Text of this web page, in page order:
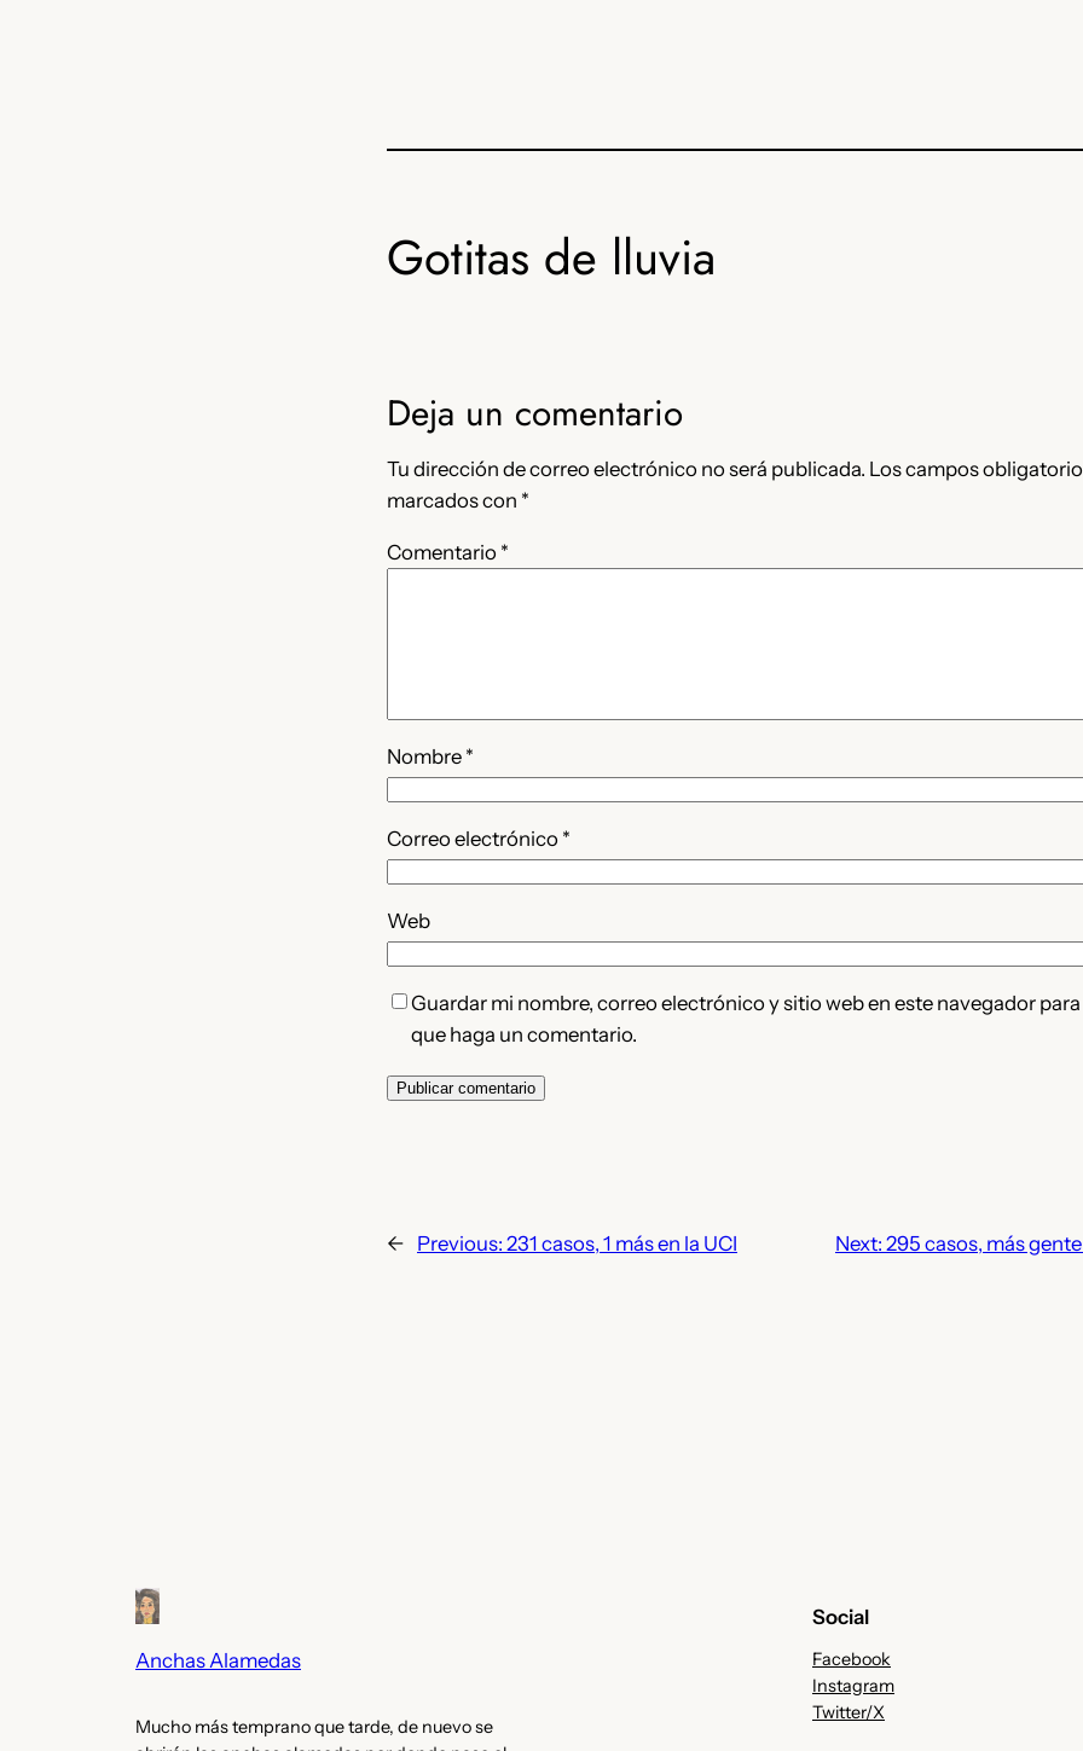
Gotitas de lluvia
Deja un comentario
Tu dirección de correo electrónico no será publicada. Los campos
marcados con *
Comentario *
Nombre *
Correo electrónico *
Web
Guardar mi nombre, correo electrónico y sitio web en este navegador
que haga un comentario.
← Previous: 231 casos, 1 más en la UCI Next: 295 casos, más
Anchas Alamedas
Mucho más temprano que tarde, de nuevo se
Social
Facebook
Instagram
Twitter/X